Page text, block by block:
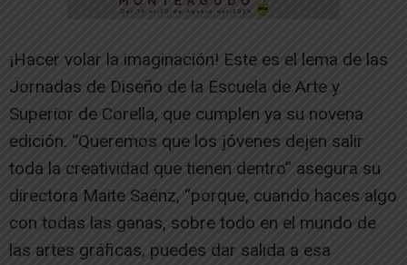
¡Hacer volar la imaginación! Este es el lema de las
Jornadas de Diseño de la Escuela de Arte y
Superior de Corella, que cumplen ya su novena
edición. “Queremos que los jóvenes dejen salir
toda la creatividad que tienen dentro” asegura su
directora Maite Saénz, “porque, cuando haces algo
con todas las ganas, sobre todo en el mundo de
las artes gráficas, puedes dar salida a esa